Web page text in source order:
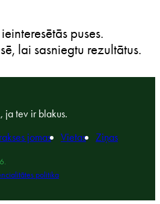
puses.
lai sasniegtu rezultātus.
ja tev ir blakus.
jomas Vietas Ziņas
politika